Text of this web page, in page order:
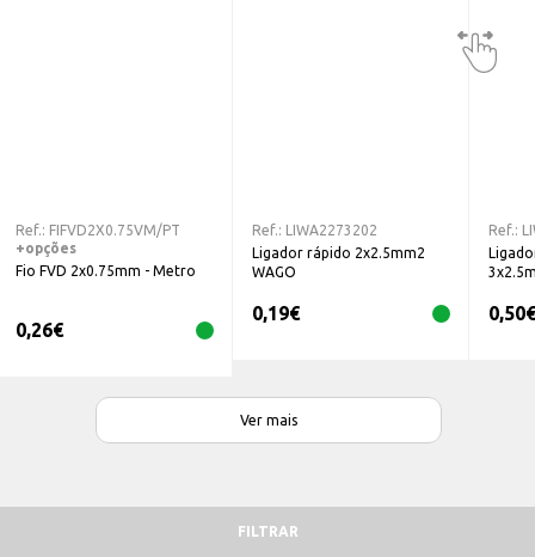
Ref.: FIFVD2X0.75VM/PT
+opções
Fio FVD 2x0.75mm - Metro
0,26€
Ref.:
LIWA2273202
Ligador rápido 2x2.5mm2
WAGO
0,19€
Ref.:
0,50€
Ver mais
FILTRAR